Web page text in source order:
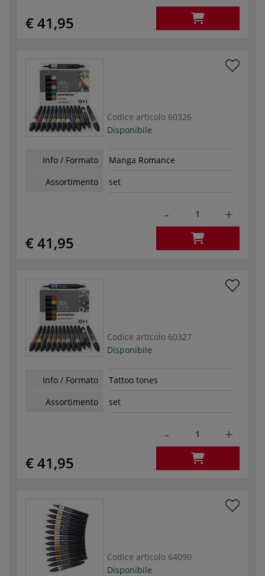
€ 41,95
Codice articolo 60326
Disponibile
Info / Formato
Manga Romance
Assortimento
set
€ 41,95
- +
Codice articolo 60327
Disponibile
Info / Formato
Tattoo tones
Assortimento
set
€ 41,95
- +
Codice articolo 64090
Disponibile